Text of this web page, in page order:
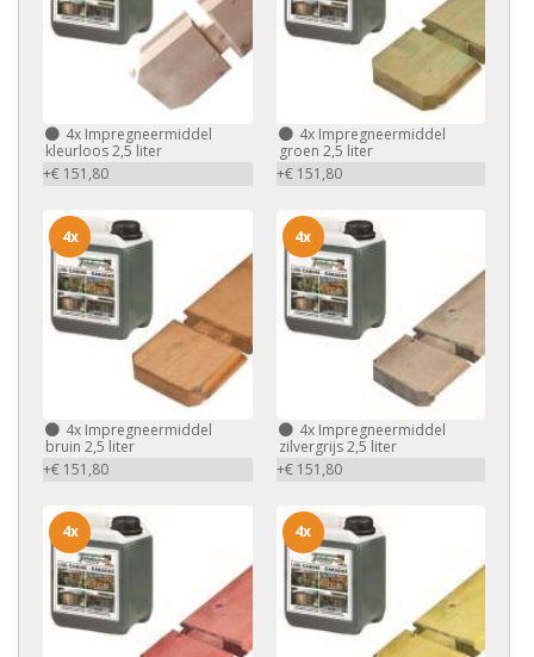
4x Impregneermiddel
kleurloos 2,5 liter
+€ 151,80
4xImpregneermiddel
groen 2,5 liter
+€ 151,80
4x Impregneermiddel
bruin 2,5 liter
+€ 151,80
4x
4xImpregneermiddel
zilvergrijs 2,5 liter
+€ 151,80
4x
4x 4x